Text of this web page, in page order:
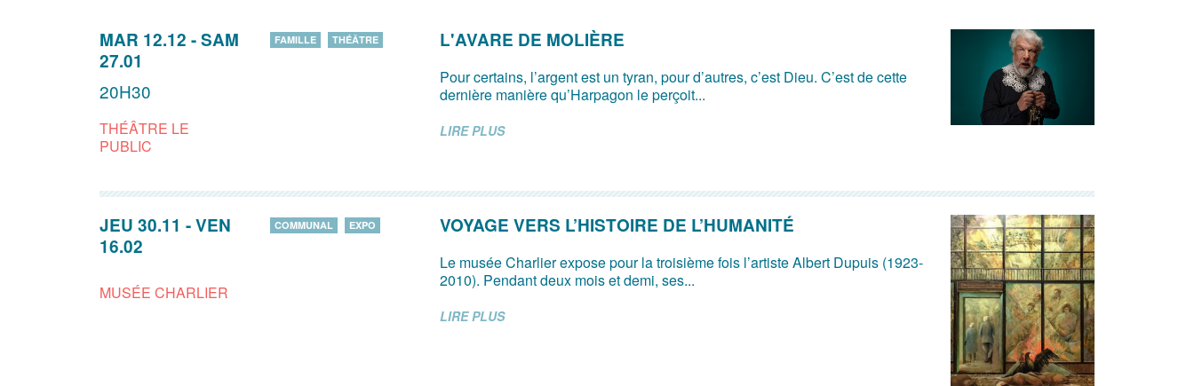
MAR 12.12 -SAM
27.01
20H30
THÉÂTRE LE
PUBLIC
FAMILLE THÉÂTRE L'AVARE DE MOLIÈRE
Pour certains, l’argent est un tyran, pour d’autres, c’est Dieu. C’est de cette
dernière manière qu’Harpagon le perçoit...
LIRE PLUS
JEU 30.11 -VEN
16.02
MUSÉE CHARLIER
COMMUNAL EXPO VOYAGE VERS L’HISTOIRE DE L’HUMANITÉ
Le musée Charlier expose pour la troisième fois l’artiste Albert Dupuis (1923-
2010). Pendant deux mois et demi, ses...
LIRE PLUS